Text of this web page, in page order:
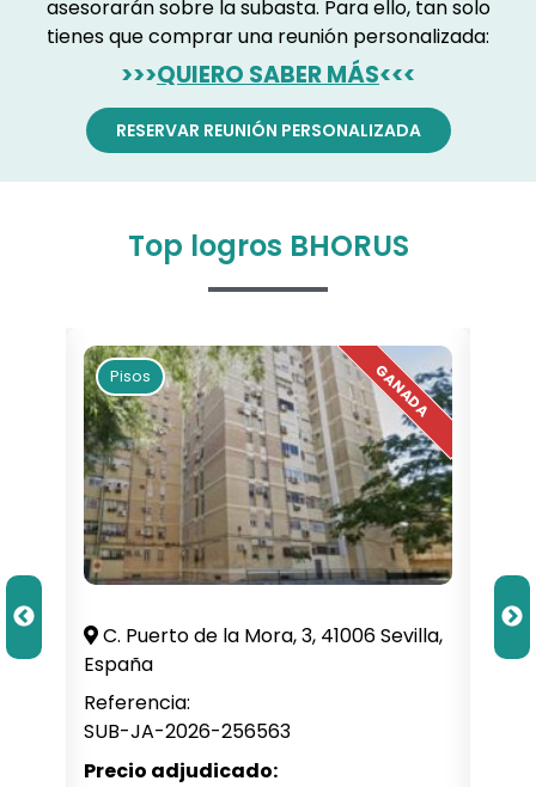
asesorarán sobre la subasta. Para ello, tan solo
tienes que comprar una reunión personalizada:
>>>QUIERO SABER MÁS<<<
RESERVAR REUNIÓN PERSONALIZADA
Top logros BHORUS
Pisos
C. Puerto de la Mora, 3, 41006 Sevilla,
España
Referencia:
SUB-JA-2026-256563
Precio adjudicado: